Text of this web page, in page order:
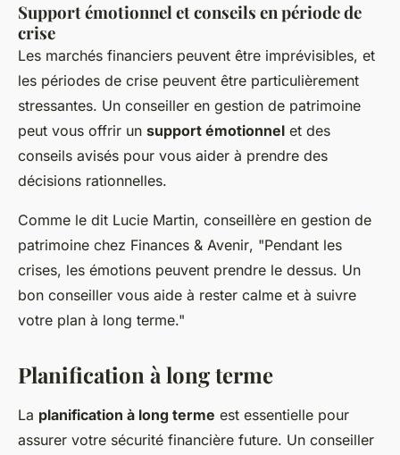
Support émotionnel et conseils en période de
crise
Les marchés financiers peuvent être imprévisibles, et
les périodes de crise peuvent être particulièrement
stressantes. Un conseiller en gestion de patrimoine
peut vous offrir un support émotionnel et des
conseils avisés pour vous aider à prendre des
décisions rationnelles.
Comme le dit Lucie Martin, conseillère en gestion de
patrimoine chez Finances & Avenir, "Pendant les
crises, les émotions peuvent prendre le dessus. Un
bon conseiller vous aide à rester calme et à suivre
votre plan à long terme."
Planification à long terme
La planification à long terme est essentielle pour
assurer votre sécurité financière future. Un conseiller